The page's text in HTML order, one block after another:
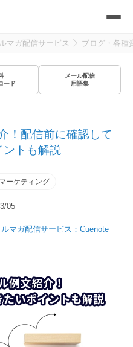
イアル
大阪
18:00）
マガ配信サービス ブログ・各種
ード
メール配信
用語集
！配信前に確認して
ントも解説
ーケティング
05
マガ配信サービス：Cuenote